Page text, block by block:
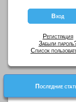
Регистрация
Забыли
Список
Последние